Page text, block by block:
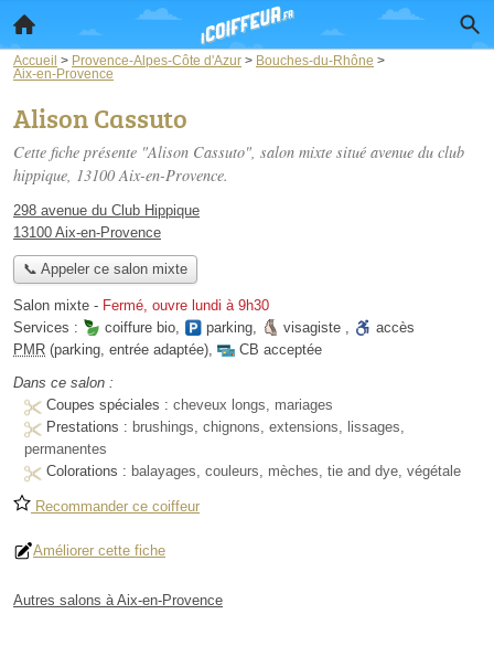
Accueil > Provence-Alpes-Côte d'Azur > Bouches-du-Rhône >
Aix-en-Provence
Alison Cassuto
Cette fiche présente "Alison Cassuto", salon mixte situé avenue du club
hippique, 13100 Aix-en-Provence.
298 avenue du Club Hippique
13100 Aix-en-Provence
📞 Appeler ce salon mixte
Salon mixte - Fermé, ouvre lundi à 9h30
Services :
coiffure bio, parking, visagiste ,
accès
PMR (parking, entrée adaptée),
CB acceptée
Dans ce salon :
Coupes spéciales : cheveux longs, mariages
Prestations : brushings, chignons, extensions, lissages,
permanentes
Colorations : balayages, couleurs, mèches, tie and dye, végétale
Recommander ce coiffeur
Améliorer cette fiche
Autres salons à Aix-en-Provence